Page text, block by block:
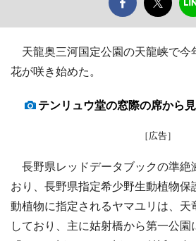
天龍奥三河国定公園の天龍峡で今
花が咲き始めた。
テンリュウ堂の窓際の席から
［広告］
長野県レッドデータブックの準絶
おり、長野県指定希少野生動植物保
動植物に指定されるヤマユリは、天
しており、主に姑射橋から第一公園